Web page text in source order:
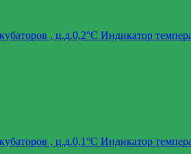
, ц.д.0,2°С Индикатор
, ц.д.0,1°С Индикатор